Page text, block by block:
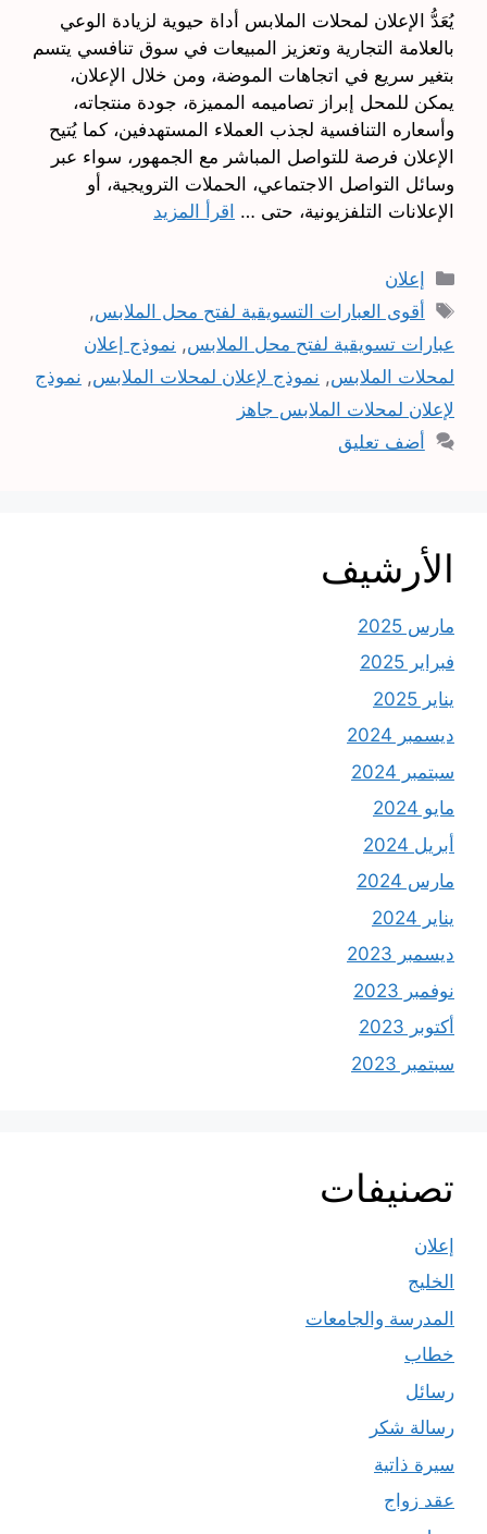
يُعَدُّ الإعلان لمحلات الملابس أداة حيوية لزيادة الوعي
بالعلامة التجارية وتعزيز المبيعات في سوق تنافسي يتسم
بتغير سريع في اتجاهات الموضة، ومن خلال الإعلان،
يمكن للمحل إبراز تصاميمه المميزة، جودة منتجاته،
وأسعاره التنافسية لجذب العملاء المستهدفين، كما يُتيح
الإعلان فرصة للتواصل المباشر مع الجمهور، سواء عبر
وسائل التواصل الاجتماعي، الحملات الترويجية، أو
الإعلانات التلفزيونية، حتى … اقرأ المزيد
التصنيفات
إعلان
الوسوم
أقوى العبارات التسويقية لفتح محل الملابس,
عبارات تسويقية لفتح محل الملابس, نموذج إعلان
لمحلات الملابس, نموذج لإعلان لمحلات الملابس, نموذج
لإعلان لمحلات الملابس جاهز
أضف تعليق
الأرشيف
مارس 2025
فبراير 2025
يناير 2025
ديسمبر 2024
سبتمبر 2024
مايو 2024
أبريل 2024
مارس 2024
يناير 2024
ديسمبر 2023
نوفمبر 2023
أكتوبر 2023
سبتمبر 2023
تصنيفات
إعلان
الخليج
المدرسة والجامعات
خطاب
رسائل
رسالة شكر
سيرة ذاتية
عقد زواج